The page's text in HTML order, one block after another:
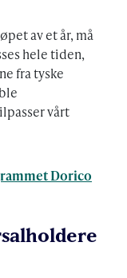
av et år, må
hele tiden,
fra tyske
vårt
Dorico